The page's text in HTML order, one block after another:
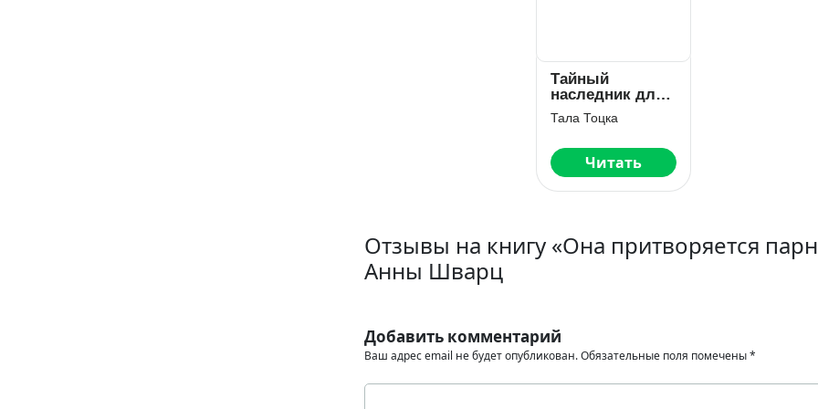
Тайный
наследник для
миллиардера
Тала Тоцка
Читать
Отзывы на книгу «Она притворяется
Анны Шварц
Добавить комментарий
Ваш адрес email не будет опубликован.Обязательные поля помечены*